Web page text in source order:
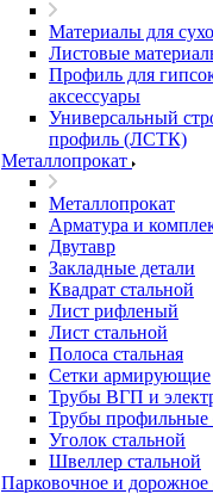
Материалы для
Листовые
Профиль для
аксессуары
Универсальный
профиль (ЛСТК)
Металлопрокат
Металлопрокат
Арматура и
Двутавр
Закладные детали
Квадрат стальной
Лист рифленый
Лист стальной
Полоса стальная
Сетки армирующие
Трубы ВГП и
Трубы профильные
Уголок стальной
Швеллер стальной
Парковочное и дорожное